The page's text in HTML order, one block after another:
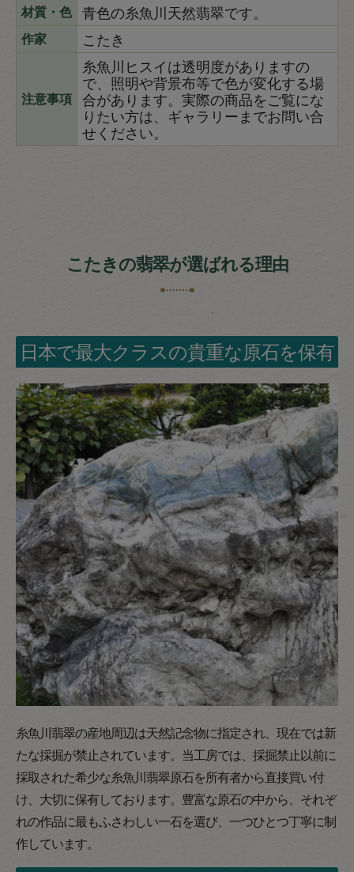
材質・色 青色の糸魚川天然翡翠です。
作家 こたき
注意事項
糸魚川ヒスイは透明度がありますの
で、照明や背景布等で色が変化する場
合があります。実際の商品をご覧にな
りたい方は、ギャラリーまでお問い合
せください。
こたきの翡翠が選ばれる理由
日本で最大クラスの貴重な原石を保有
糸魚川翡翠の産地周辺は天然記念物に指定され、現在では新
たな採掘が禁止されています。当工房では、採掘禁止以前に
採取された希少な糸魚川翡翠原石を所有者から直接買い付
け、大切に保有しております。豊富な原石の中から、それぞ
れの作品に最もふさわしい一石を選び、一つひとつ丁寧に制
作しています。